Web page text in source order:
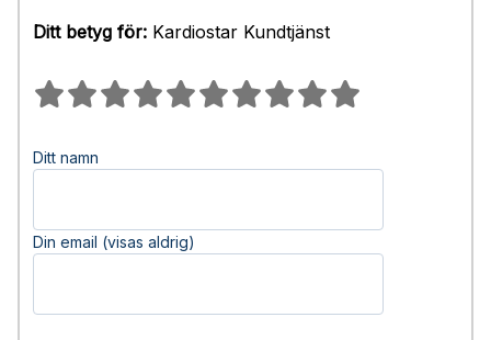
Ditt betyg för: Kardiostar Kundtjänst
Ditt namn
Din email (visas aldrig)